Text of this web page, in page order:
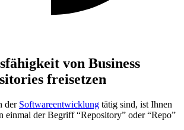
von Business
freisetzen
der Softwareentwicklung tätig sind, ist Ihnen
einmal der Begriff “Repository” oder “Repo”